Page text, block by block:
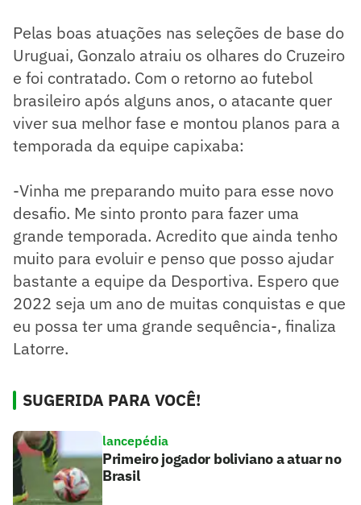
Pelas boas atuações nas seleções de base do
Uruguai, Gonzalo atraiu os olhares do Cruzeiro
e foi contratado. Com o retorno ao futebol
brasileiro após alguns anos, o atacante quer
viver sua melhor fase e montou planos para a
temporada da equipe capixaba:
-Vinha me preparando muito para esse novo
desafio. Me sinto pronto para fazer uma
grande temporada. Acredito que ainda tenho
muito para evoluir e penso que posso ajudar
bastante a equipe da Desportiva. Espero que
2022 seja um ano de muitas conquistas e que
eu possa ter uma grande sequência-, finaliza
Latorre.
SUGERIDA PARA VOCÊ!
lancepédia
Primeiro jogador boliviano a atuar no
Brasil